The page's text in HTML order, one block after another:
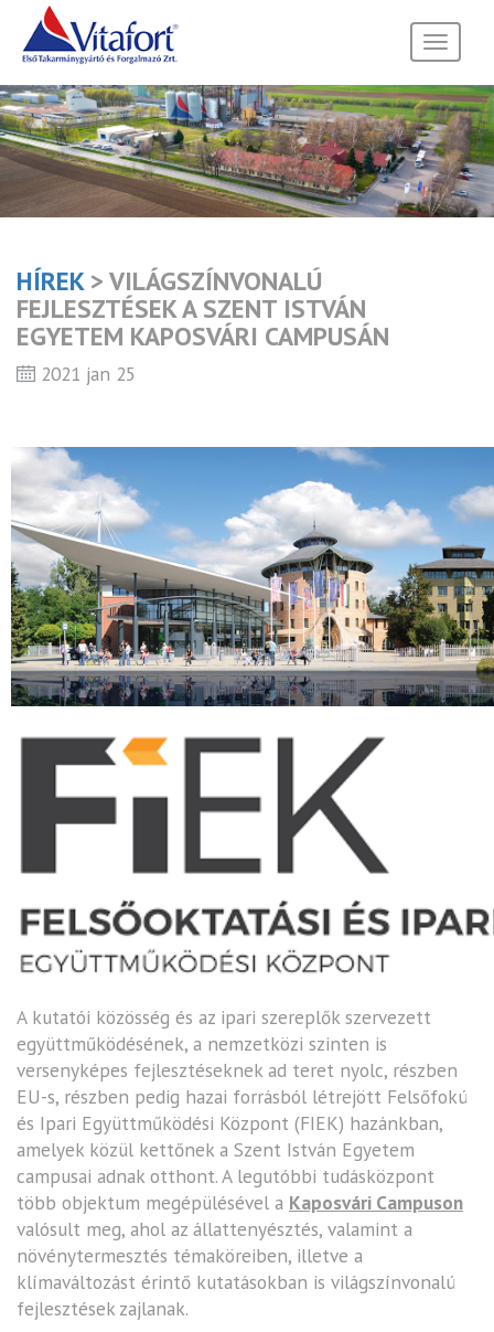
Toggle
HÍREK> VILÁGSZÍNVONALÚ
FEJLESZTÉSEK A SZENT ISTVÁN
EGYETEM KAPOSVÁRI CAMPUSÁN
2021 jan 25
A kutatói közösség és az ipari szereplők szervezett
együttműködésének, a nemzetközi szinten is
versenyképes fejlesztéseknek ad teret nyolc, részben
EU-s, részben pedig hazai forrásból létrejött Felsőfokú
és Ipari Együttműködési Központ (FIEK) hazánkban,
amelyek közül kettőnek a Szent István Egyetem
campusai adnak otthont. A legutóbbi tudásközpont
több objektum megépülésével a Kaposvári Campuson
valósult meg, ahol az állattenyésztés, valamint a
növénytermesztés témaköreiben, illetve a
klímaváltozást érintő kutatásokban is világszínvonalú
fejlesztések zajlanak.